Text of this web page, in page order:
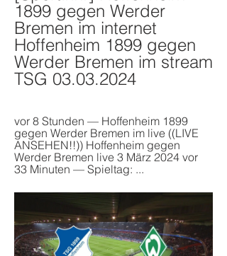
1899 gegen Werder
Bremen im internet
Hoffenheim 1899 gegen
Werder Bremen im stream
TSG 03.03.2024
vor 8 Stunden — Hoffenheim 1899
gegen Werder Bremen im live ((LIVE
ANSEHEN!!)) Hoffenheim gegen
Werder Bremen live 3 März 2024 vor
33 Minuten — Spieltag: ...